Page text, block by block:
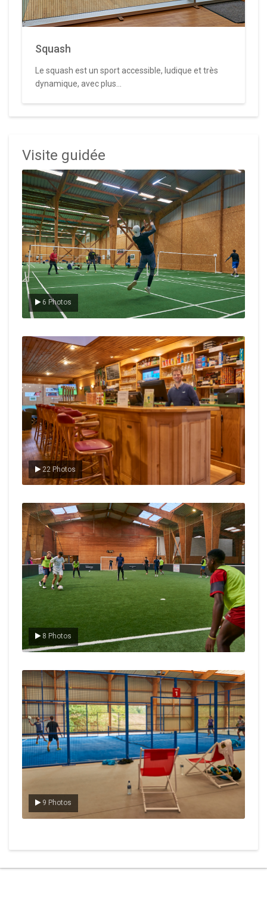
Squash
Le squash est un sport accessible, ludique et très
dynamique, avec plus...
Visite guidée
6 Photos
Le badminton
22 Photos
Le Club
8 Photos
Le foot en salle
9 Photos
Le padel